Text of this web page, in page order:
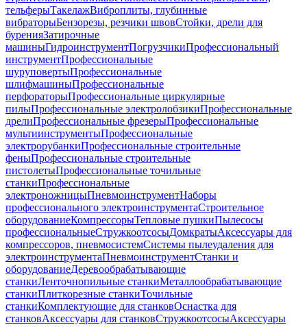
тельферыТакелажВиброплиты, глубинные
вибраторыБензорезы, резчики швовСтойки, дрели для
буренияЗатирочные
машиныГидроинструментПогрузчикиПрофессиональный
инструментПрофессиональные
шуруповертыПрофессиональные
шлифмашиныПрофессиональные
перфораторыПрофессиональные циркулярные
пилыПрофессиональные электролобзикиПрофессиональные
дрелиПрофессиональные фрезерыПрофессиональные
мультиинструментыПрофессиональные
электрорубанкиПрофессиональные строительные
феныПрофессиональные строительные
пистолетыПрофессиональные точильные
станкиПрофессиональные
электроножницыПневмоинструментНаборы
профессионального электроинструментаСтроительное
оборудованиеКомпрессорыТепловые пушкиПылесосы
профессиональныеСтружкоотсосыДомкратыАксессуары для
компрессоров, пневмосистемСистемы пылеудаления для
электроинструментаПневмоинструментСтанки и
оборудованиеДеревообрабатывающие
станкиЛенточнопильные станкиМеталлообрабатывающие
станкиПлиткорезные станкиТочильные
станкиКомплектующие для станковОснастка для
станковАксессуары для станковСтружкоотсосыАксессуары